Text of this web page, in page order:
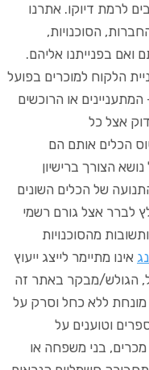
לרמת דיוקו. אתרנו
הסוכנויות,
ואם בפנייתנו אליהם.
הלקוח למוכרים בפועל
או הרוכשים
אצל כל
הכלים אותם הם
הצורך ברישיון
של הכלים השונים
לברר אצל גורם רשמי
מהסוכנויות
אינו מתיימר לייצג ייעוץ
הגולש/מבקר באתר זה
מונחת ללא כחל וסרק על
וטוענים על
בני משפחה או